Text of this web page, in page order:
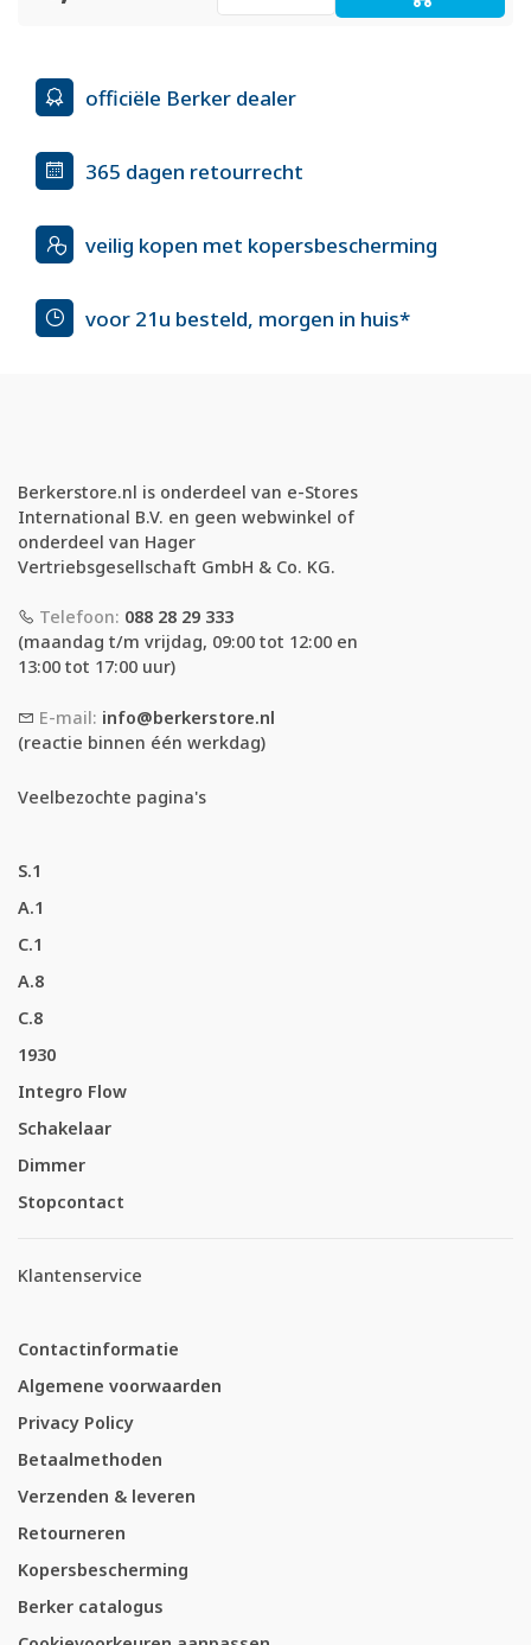
officiële Berker dealer
365 dagen retourrecht
veilig kopen met kopersbescherming
voor 21u besteld, morgen in huis*
Berkerstore.nl is onderdeel van e-Stores
International B.V. en geen webwinkel of
onderdeel van Hager
Vertriebsgesellschaft GmbH & Co. KG.
Telefoon: 088 28 29 333
(maandag t/m vrijdag, 09:00 tot 12:00 en
13:00 tot 17:00 uur)
E-mail: info@berkerstore.nl
(reactie binnen één werkdag)
Veelbezochte pagina's
S.1
A.1
C.1
A.8
C.8
1930
Integro Flow
Schakelaar
Dimmer
Stopcontact
Klantenservice
Contactinformatie
Algemene voorwaarden
Privacy Policy
Betaalmethoden
Verzenden & leveren
Retourneren
Kopersbescherming
Berker catalogus